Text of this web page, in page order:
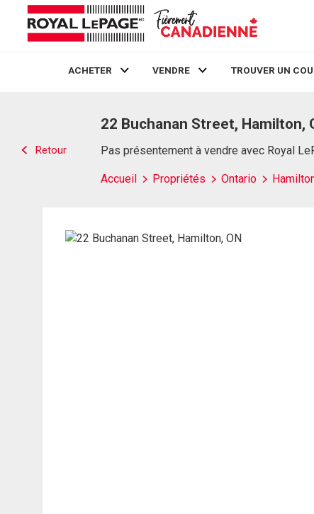
ACHETER VENDRE TROUVER UN
Retour
22 Buchanan Street, Hamilton,
Pas présentement à vendre avec Royal
Accueil Propriétés Ontario